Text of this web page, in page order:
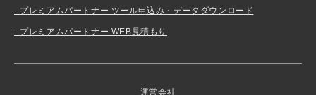
プレミアムパートナー ツール申込み・データダウンロード
プレミアムパートナー WEB見積もり
運営会社